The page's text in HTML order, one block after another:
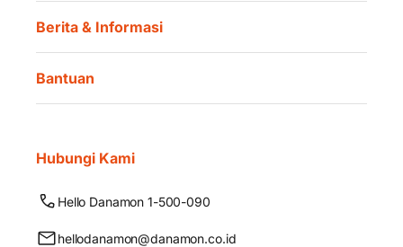
Berita & Informasi
Bantuan
Hubungi Kami
Hello Danamon 1-500-090
hellodanamon@danamon.co.id